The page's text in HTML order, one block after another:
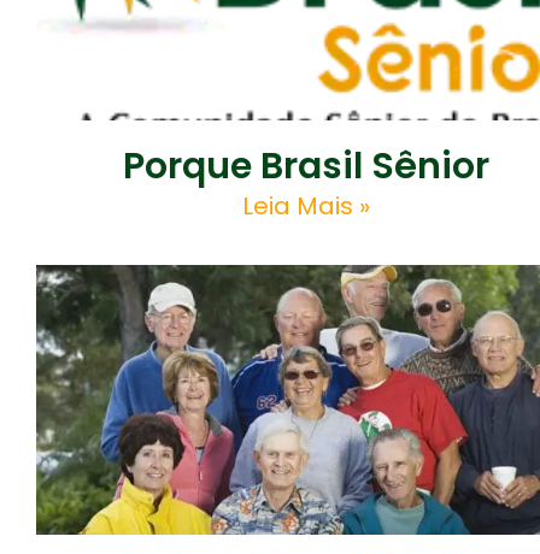
Porque Brasil Sênior
Leia Mais »